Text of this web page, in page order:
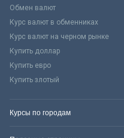
Обмен валют
Курс валют в обменниках
Курс валют на черном рынке
Купить доллар
Купить евро
Купить злотый
Курсы по городам